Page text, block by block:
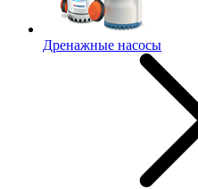
Дренажные насосы